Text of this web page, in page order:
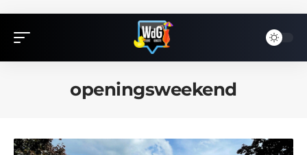
openingsweekend